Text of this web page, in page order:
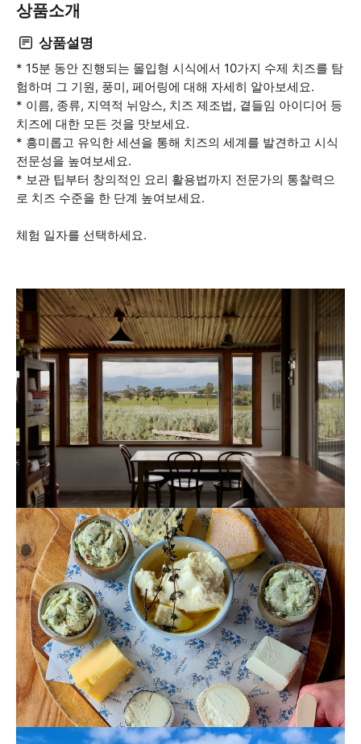
상품소개
상품설명
* 15분 동안 진행되는 몰입형 시식에서 10가지 수제 치즈를 탐
험하며 그 기원, 풍미, 페어링에 대해 자세히 알아보세요.
* 이름, 종류, 지역적 뉘앙스, 치즈 제조법, 곁들임 아이디어 등
치즈에 대한 모든 것을 맛보세요.
* 흥미롭고 유익한 세션을 통해 치즈의 세계를 발견하고 시식
전문성을 높여보세요.
* 보관 팁부터 창의적인 요리 활용법까지 전문가의 통찰력으
로 치즈 수준을 한 단계 높여보세요.
체험 일자를 선택하세요.